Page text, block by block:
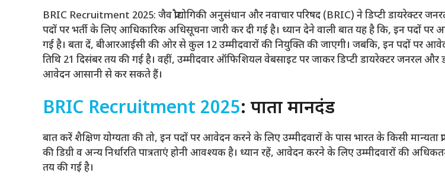
BRIC Recruitment 2025: जैव प्रौद्योगिकी अनुसंधान और नवाचार परिषद (BRIC) ने डिप्टी डायरेक्टर
पदों पर भर्ती के लिए आधिकारिक अधिसूचना जारी कर दी गई है। ध्यान देने वाली बात यह है कि, इन पदों पर आवेदन
गई है। बता दें, बीआरआईसी की ओर से कुल 12 उम्मीदवारों की नियुक्ति की जाएगी। जबकि, इन पदों पर
तिथि 21 दिसंबर तय की गई है। वहीं, उम्मीदवार ऑफिशियल वेबसाइट पर जाकर डिप्टी डायरेक्टर जनरल और
आवेदन आसानी से कर सकते हैं।
BRIC Recruitment 2025: पात्रता मानदंड
बात करें शैक्षिण योग्यता की तो, इन पदों पर आवेदन करने के लिए उम्मीदवारों के पास भारत के किसी मान्यता
की डिग्री व अन्य निर्धारति पात्रताएं होनी आवश्यक है। ध्यान रहें, आवेदन करने के लिए उम्मीदवारों की
तय की गई है।